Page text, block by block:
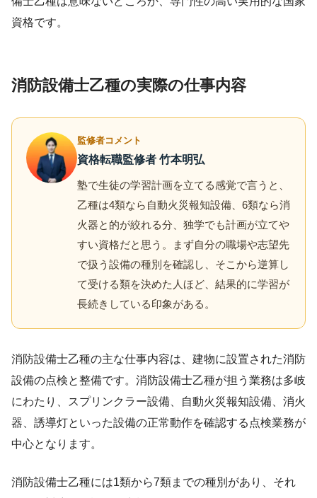
資格です。
消防設備士乙種の実際の仕事内容
監修者コメント
資格転職監修者 竹本明弘
塾で生徒の学習計画を立てる感覚で言うと、
乙種は4類なら自動火災報知設備、6類なら消
火器と的が絞れる分、独学でも計画が立てや
すい資格だと思う。まず自分の職場や志望先
で扱う設備の種別を確認し、そこから逆算し
て受ける類を決めた人ほど、結果的に学習が
長続きしている印象がある。
消防設備士乙種の主な仕事内容は、建物に設置された消防
設備の点検と整備です。消防設備士乙種が担う業務は多岐
にわたり、スプリンクラー設備、自動火災報知設備、消火
器、誘導灯といった設備の正常動作を確認する点検業務が
中心となります。
消防設備士乙種には1類から7類までの種別があり、それ